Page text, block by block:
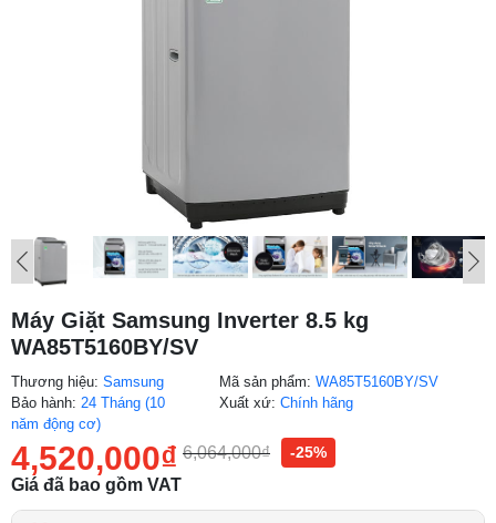
Máy Giặt Samsung Inverter 8.5 kg
WA85T5160BY/SV
Thương hiệu: Samsung
Bảo hành: 24 Tháng (10
năm động cơ)
Mã sản phẩm:WA85T5160BY/SV
Xuất xứ:Chính hãng
4,520,000₫ 6,064,000₫ -25%
Giá đã bao gồm VAT